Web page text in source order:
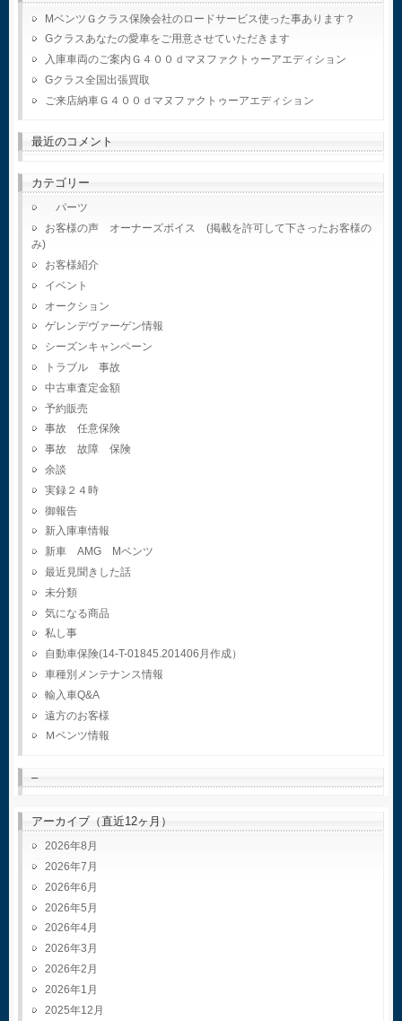
MベンツＧクラス保険会社のロードサービス使った事あります？
Gクラスあなたの愛車をご用意させていただきます
入庫車両のご案内Ｇ４００ｄマヌファクトゥーアエディション
Gクラス全国出張買取
ご来店納車Ｇ４００ｄマヌファクトゥーアエディション
最近のコメント
カテゴリー
パーツ
お客様の声 オーナーズボイス (掲載を許可して下さったお客様の
み)
お客様紹介
イベント
オークション
ゲレンデヴァーゲン情報
シーズンキャンペーン
トラブル 事故
中古車査定金額
予約販売
事故 任意保険
事故 故障 保険
余談
実録２４時
御報告
新入庫車情報
新車 AMG Mベンツ
最近見聞きした話
未分類
気になる商品
私し事
自動車保険(14-T-01845.201406月作成）
車種別メンテナンス情報
輸入車Q&A
遠方のお客様
Ｍベンツ情報
–
アーカイブ（直近12ヶ月）
2026年8月
2026年7月
2026年6月
2026年5月
2026年4月
2026年3月
2026年2月
2026年1月
2025年12月